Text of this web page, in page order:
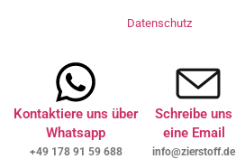
Datenschutz
Kontaktiere uns über
Whatsapp
+49 178 91 59 688
Schreibe uns
eine Email
info@zierstoff.de